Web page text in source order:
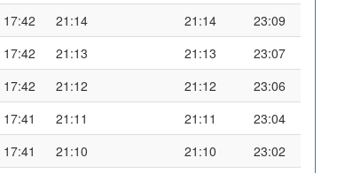
17:42 21:14 21:14
23:09
17:42 21:13 21:13
23:07
17:42 21:12 21:12
23:06
17:41 21:11 21:11
23:04
17:41 21:10 21:10
23:02